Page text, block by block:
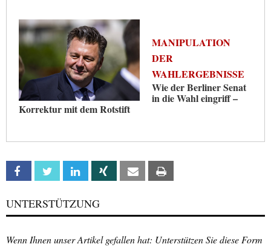
MANIPULATION
DER
WAHLERGEBNISSE
Wie der Berliner Senat
in die Wahl eingriff –
Korrektur mit dem Rotstift
Facebook Twitter Linkedin Xing Email
UNTERSTÜTZUNG
Wenn Ihnen unser Artikel gefallen hat: Unterstützen Sie diese Form